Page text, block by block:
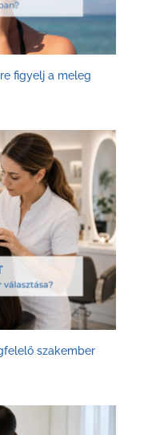
figyelj a meleg
szakember